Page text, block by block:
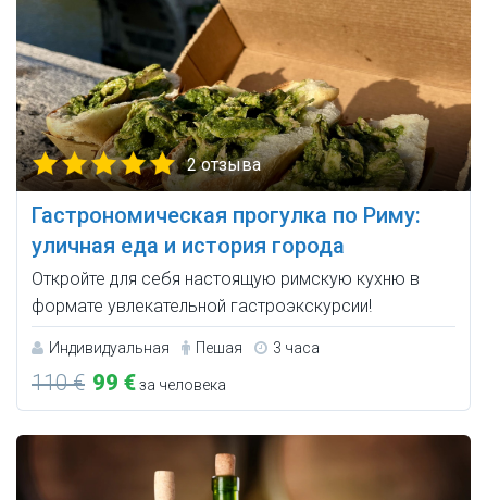
2 отзыва
Гастрономическая прогулка по Риму:
уличная еда и история города
Откройте для себя настоящую римскую кухню в
формате увлекательной гастроэкскурсии!
Индивидуальная Пешая 3 часа
110 € 99 €за человека